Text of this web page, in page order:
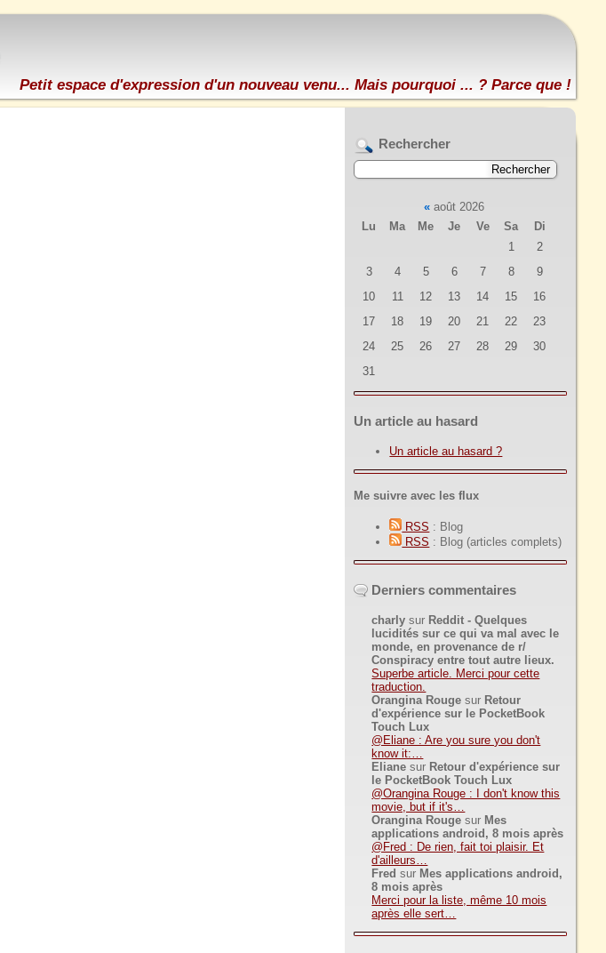
Petit espace d'expression d'un nouveau venu... Mais pourquoi ... ? Parce que !
Rechercher
« août 2026
Lu
Ma Me Je Ve Sa
Di
1
2
3
4 5 6 7 8
9
10
11 12 13 14 15
16
17
18 19 20 21 22
23
24
25 26 27 28 29
30
31
Un article au hasard
Un article au hasard ?
Me suivre avec les flux
RSS : Blog
RSS : Blog (articles complets)
Derniers commentaires
charly sur Reddit - Quelques
lucidités sur ce qui va mal avec le
monde, en provenance de r/
Conspiracy entre tout autre lieux.
Superbe article. Merci pour cette
traduction.
Orangina Rouge sur Retour
d'expérience sur le PocketBook
Touch Lux
@Eliane : Are you sure you don't
know it:…
Eliane sur Retour d'expérience sur
le PocketBook Touch Lux
@Orangina Rouge : I don't know this
movie, but if it's…
Orangina Rouge sur Mes
applications android, 8 mois après
@Fred : De rien, fait toi plaisir. Et
d'ailleurs…
Fred sur Mes applications android,
8 mois après
Merci pour la liste, même 10 mois
après elle sert…